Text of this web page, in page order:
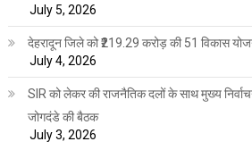
July 5, 2026
देहरादून जिले को ₹219.29 करोड़ की 51 विकास
July 4, 2026
SIR को लेकर की राजनैतिक दलों के साथ मुख्य
जोगदंडे की बैठक
July 3, 2026